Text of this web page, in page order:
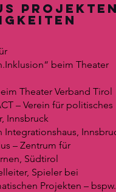
beim Theater
Theater Verband Tirol
– Verein für politisches
Innsbruck
Integrationshaus,
– Zentrum für
Südtirol
Spieler bei
Projekten –